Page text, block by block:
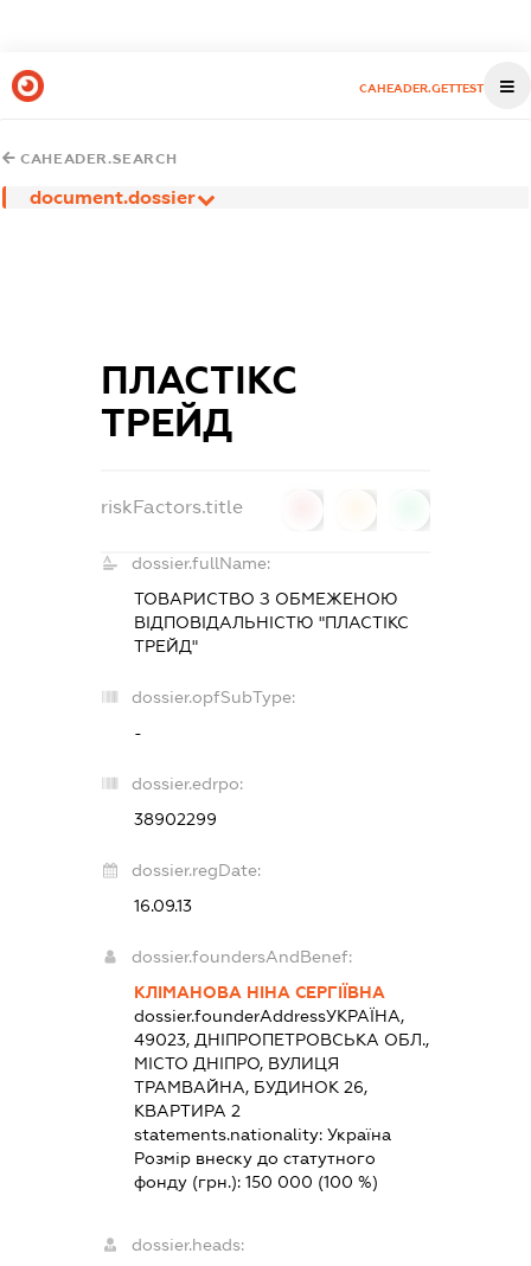
CAHEADER.GETTEST
CAHEADER.SEARCH
document.dossier
ПЛАСТІКС
ТРЕЙД
riskFactors.title
dossier.fullName:
ТОВАРИСТВО З ОБМЕЖЕНОЮ
ВІДПОВІДАЛЬНІСТЮ "ПЛАСТІКС
ТРЕЙД"
dossier.opfSubType:
-
dossier.edrpo:
38902299
dossier.regDate:
16.09.13
dossier.foundersAndBenef:
КЛІМАНОВА НІНА СЕРГІЇВНА
dossier.founderAddressУКРАЇНА,
49023, ДНІПРОПЕТРОВСЬКА ОБЛ.,
МІСТО ДНІПРО, ВУЛИЦЯ
ТРАМВАЙНА, БУДИНОК 26,
КВАРТИРА 2
statements.nationality:Україна
Розмір внеску до статутного
фонду (грн.):150 000 (100 %)
dossier.heads: